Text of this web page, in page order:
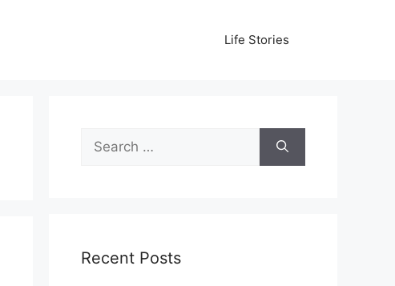
Life Stories
Search
for:
Recent Posts